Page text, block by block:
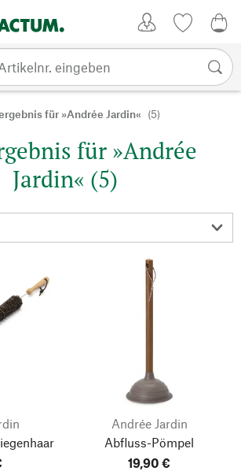
für »Andrée Jardin« (5)
für »Andrée
Jardin« (5)
Andrée Jardin
Abfluss-Pömpel
19,90 €